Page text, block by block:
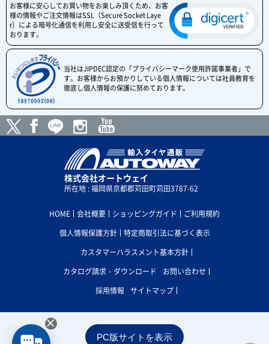
お客様に安心してお買い物をお楽しみ頂くため、お客
様の情報やご注文情報はSSL（Secure Socket Laye
r）による暗号化通信を利用し安全に送受信を行って
おります。
当社はJIPDEC認定の「プライバシーマーク使用許諾事業者」で
す。お客様からお預かりしている個人情報については社員教育を
徹底し個人情報の保護に努めております。
株式会社オートウェイ
所在地 : 福岡県京都郡苅田町苅田3787-62
HOME 会社概要 ショッピングガイド
ご利用規約
個人情報保護方針
特定商取引法に基づく表示
カスタマーハラスメント基本方針
カタログ請求・ダウンロード
お問い合わせ
採用情報
サイトマップ
PC版サイトを表示
×